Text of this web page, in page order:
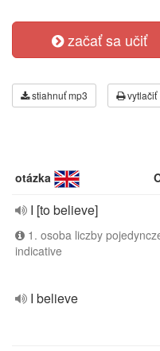
začať sa učiť
stiahnuť mp3 vytlačiť
otázka
I [to believe]
1. osoba liczby
indicative
I believe